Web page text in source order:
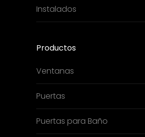
Instalados
Productos
Ventanas
Puertas
Puertas para Baño